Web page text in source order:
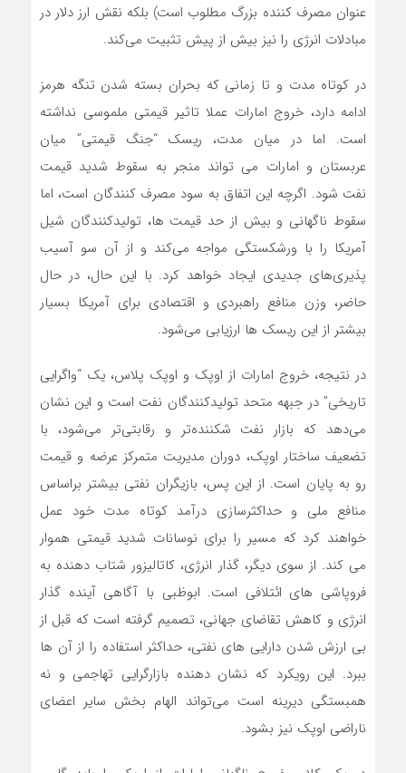
عنوان مصرف کننده بزرگ مطلوب است) بلکه نقش ارز دلار در
مبادلات انرژی را نیز بیش از پیش تثبیت می‌کند.
در کوتاه مدت و تا زمانی که بحران بسته شدن تنگه هرمز
ادامه دارد، خروج امارات عملا تاثیر قیمتی ملموسی نداشته
است. اما در میان مدت، ریسک “جنگ قیمتی” میان
عربستان و امارات می تواند منجر به سقوط شدید قیمت
نفت شود. اگرچه این اتفاق به سود مصرف کنندگان است، اما
سقوط ناگهانی و بیش از حد قیمت ها، تولیدکنندگان شیل
آمریکا را با ورشکستگی مواجه می‌کند و از آن سو آسیب
پذیری‌های جدیدی ایجاد خواهد کرد. با این حال، در حال
حاضر، وزن منافع راهبردی و اقتصادی برای آمریکا بسیار
بیشتر از این ریسک ها ارزیابی می‌شود.
در نتیجه، خروج امارات از اوپک و اوپک پلاس، یک “واگرایی
تاریخی” در جبهه متحد تولیدکنندگان نفت است و این نشان
می‌دهد که بازار نفت شکننده‌تر و رقابتی‌تر می‌شود، با
تضعیف ساختار اوپک، دوران مدیریت متمرکز عرضه و قیمت
رو به پایان است. از این پس، بازیگران نفتی بیشتر براساس
منافع ملی و حداکثرسازی درآمد کوتاه مدت خود عمل
خواهند کرد که مسیر را برای نوسانات شدید قیمتی هموار
می کند. از سوی دیگر، گذار انرژی، کاتالیزور شتاب دهنده به
فروپاشی های ائتلافی است. ابوظبی با آگاهی آینده گذار
انرژی و کاهش تقاضای جهانی، تصمیم گرفته است که قبل از
بی ارزش شدن دارایی های نفتی، حداکثر استفاده را از آن ها
ببرد. این رویکرد که نشان دهنده بازارگرایی تهاجمی و نه
همبستگی دیرینه است می‌تواند الهام بخش سایر اعضای
ناراضی اوپک نیز بشود.